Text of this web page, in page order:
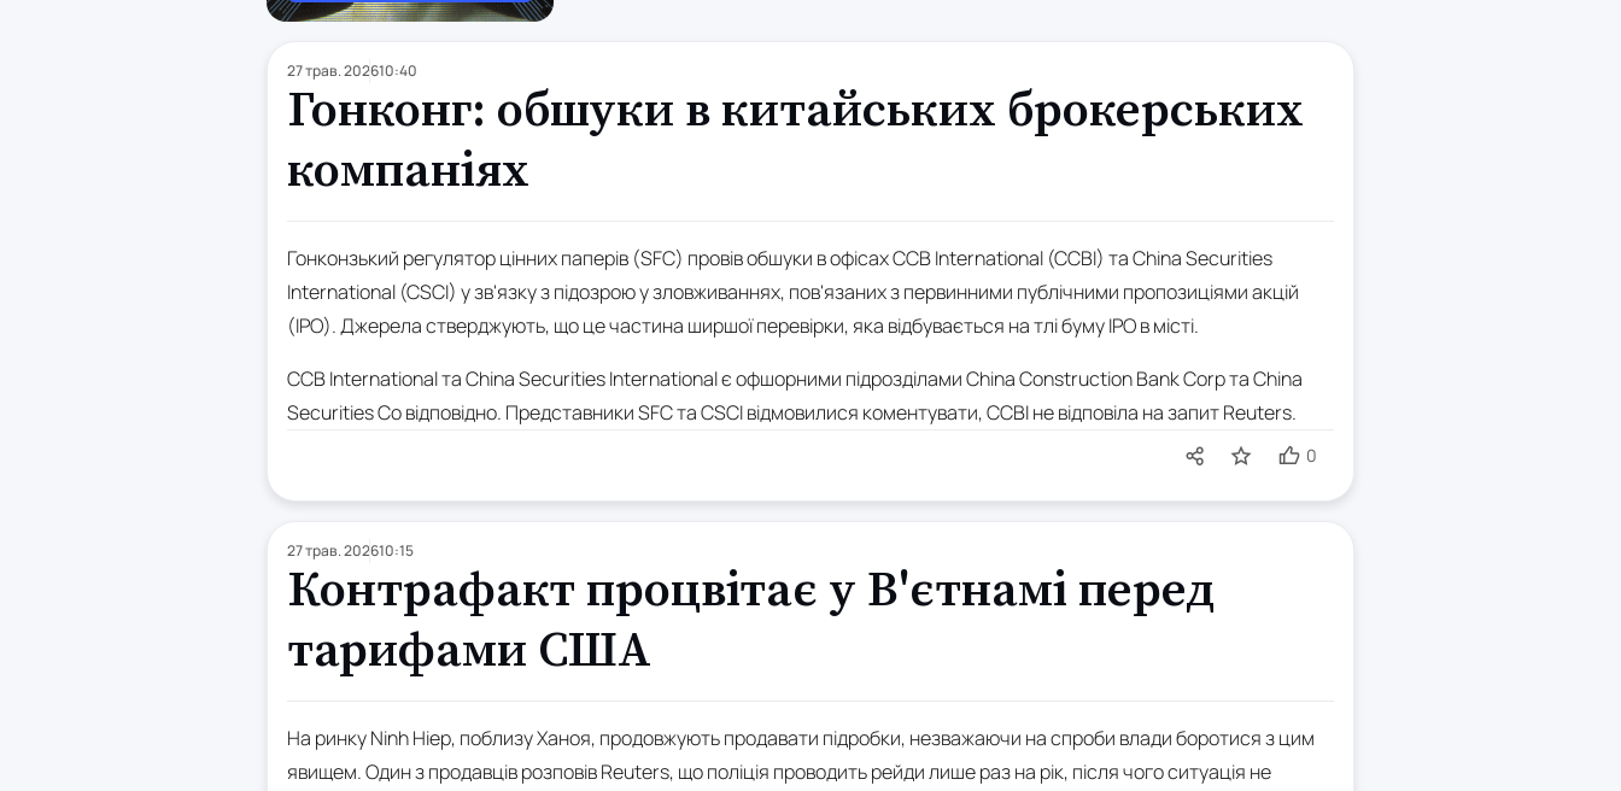
27 трав. 202610:40
Гонконг: обшуки в китайських брокерських
компаніях
Гонконзький регулятор цінних паперів (SFC) провів обшуки в офісах CCB International (CCBI) та China Securities
International (CSCI) у зв'язку з підозрою у зловживаннях, пов'язаних з первинними публічними пропозиціями акцій
(IPO). Джерела стверджують, що це частина ширшої перевірки, яка відбувається на тлі буму IPO в місті.
CCB International та China Securities International є офшорними підрозділами China Construction Bank Corp та China
Securities Co відповідно. Представники SFC та CSCI відмовилися коментувати, CCBI не відповіла на запит Reuters.
0
27 трав. 202610:15
Контрафакт процвітає у В'єтнамі перед
тарифами США
На ринку Ninh Hiep, поблизу Ханоя, продовжують продавати підробки, незважаючи на спроби влади боротися з цим
явищем. Один з продавців розповів Reuters, що поліція проводить рейди лише раз на рік, після чого ситуація не